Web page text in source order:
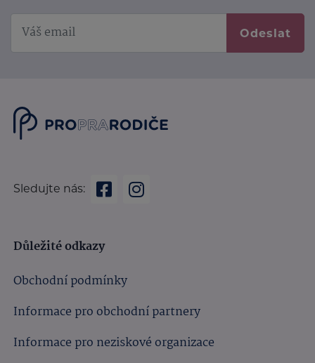
Odeslat
Sledujte nás:
Důležité odkazy
Obchodní podmínky
Informace pro obchodní partnery
Informace pro neziskové organizace